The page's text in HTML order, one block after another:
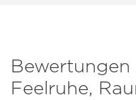
Feelruhe,